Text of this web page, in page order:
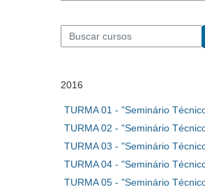
Buscar cursos
2016
TURMA 01 - "Seminário
TURMA 02 - "Seminário
TURMA 03 - "Seminário
TURMA 04 - "Seminário
TURMA 05 - "Seminário